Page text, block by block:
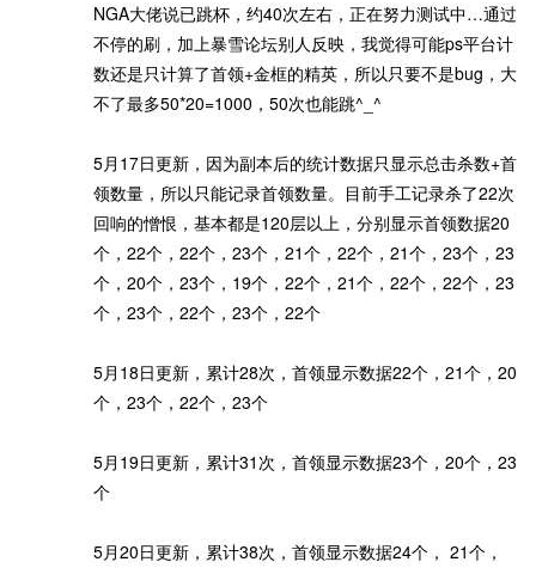
NGA大佬说已跳杯，约40次左右，正在努力测试中…通过
不停的刷，加上暴雪论坛别人反映，我觉得可能ps平台计
数还是只计算了首领+金框的精英，所以只要不是bug，大
不了最多50*20=1000，50次也能跳^_^
5月17日更新，因为副本后的统计数据只显示总击杀数+首
领数量，所以只能记录首领数量。目前手工记录杀了22次
回响的憎恨，基本都是120层以上，分别显示首领数据20
个，22个，22个，23个，21个，22个，21个，23个，23
个，20个，23个，19个，22个，21个，22个，22个，23
个，23个，22个，23个，22个
5月18日更新，累计28次，首领显示数据22个，21个，20
个，23个，22个，23个
5月19日更新，累计31次，首领显示数据23个，20个，23
个
5月20日更新，累计38次，首领显示数据24个， 21个，